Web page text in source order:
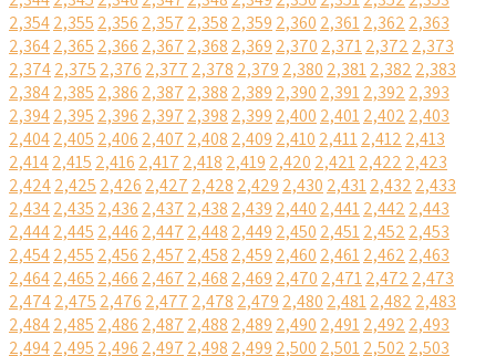
2,3542,355 2,356 2,357 2,358 2,359 2,360 2,3612,362 2,363
2,3642,365 2,366 2,367 2,368 2,369 2,370 2,3712,372 2,373
2,3742,375 2,376 2,377 2,378 2,379 2,380 2,3812,382 2,383
2,3842,385 2,386 2,387 2,388 2,389 2,390 2,3912,392 2,393
2,3942,395 2,396 2,397 2,398 2,399 2,400 2,4012,402 2,403
2,4042,405 2,406 2,407 2,408 2,409 2,410 2,4112,412 2,413
2,4142,415 2,416 2,417 2,418 2,419 2,420 2,4212,422 2,423
2,4242,425 2,426 2,427 2,428 2,429 2,430 2,4312,432 2,433
2,4342,435 2,436 2,437 2,438 2,439 2,440 2,4412,442 2,443
2,4442,445 2,446 2,447 2,448 2,449 2,450 2,4512,452 2,453
2,4542,455 2,456 2,457 2,458 2,459 2,460 2,4612,462 2,463
2,4642,465 2,466 2,467 2,468 2,469 2,470 2,4712,472 2,473
2,4742,475 2,476 2,477 2,478 2,479 2,480 2,4812,482 2,483
2,4842,485 2,486 2,487 2,488 2,489 2,490 2,4912,492 2,493
2,4942,495 2,496 2,497 2,498 2,499 2,500 2,5012,502 2,503